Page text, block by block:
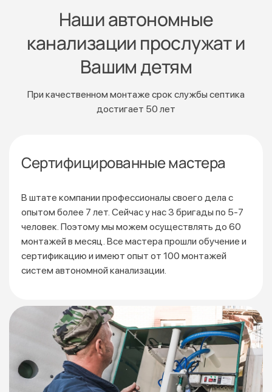
Наши автономные
канализации прослужат и
Вашим детям
При качественном монтаже срок службы септика
достигает 50 лет
Сертифицированные мастера
В штате компании профессионалы своего дела с
опытом более 7 лет. Сейчас у нас 3 бригады по 5-7
человек. Поэтому мы можем осуществлять до 60
монтажей в месяц. Все мастера прошли обучение и
сертификацию и имеют опыт от 100 монтажей
систем автономной канализации.